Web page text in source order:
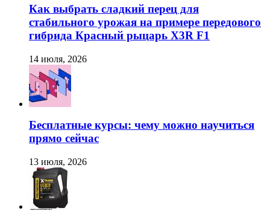
Как выбрать сладкий перец для
стабильного урожая на примере передового
гибрида Красный рыцарь X3R F1
14 июля, 2026
Бесплатные курсы: чему можно научиться
прямо сейчас
13 июля, 2026